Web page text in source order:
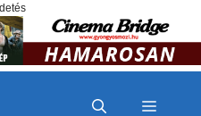
MENÜ